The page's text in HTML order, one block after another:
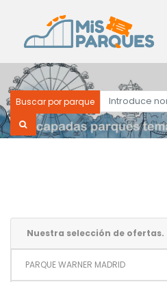
Buscar por parque
Nuestra selección de ofertas.
PARQUE WARNER MADRID